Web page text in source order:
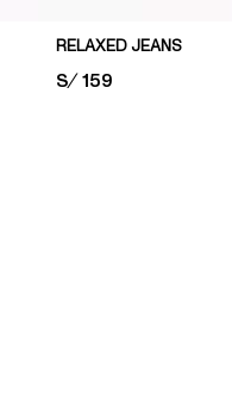
RELAXED JEANS
PRICE:
S/ 159